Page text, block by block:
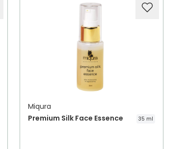
Miqura
Premium Silk Face Essence
35 ml